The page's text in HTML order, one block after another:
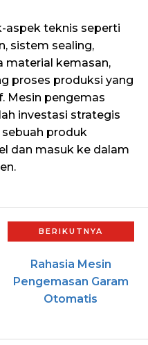
aspek teknis seperti
sistem sealing,
material kemasan,
proses produksi yang
Mesin pengemas
investasi strategis
produk
dan masuk ke dalam
Rahasia Mesin
Pengemasan Garam
Otomatis